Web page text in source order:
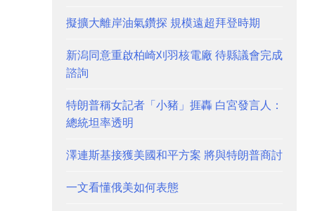
擬擴大離岸油氣鑽探 規模遠超拜登時期
新潟同意重啟柏崎刈羽核電廠 待縣議會完成
諮詢
特朗普稱女記者「小豬」捱轟 白宮發言人：
總統坦率透明
澤連斯基接獲美國和平方案 將與特朗普商討
一文看懂俄美如何表態